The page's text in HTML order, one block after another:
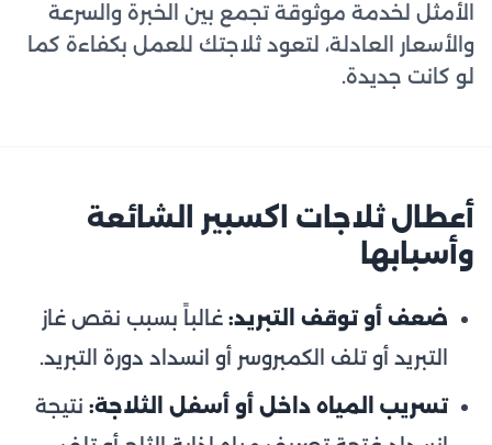
الأمثل لخدمة موثوقة تجمع بين الخبرة والسرعة
والأسعار العادلة، لتعود ثلاجتك للعمل بكفاءة كما
لو كانت جديدة.
أعطال ثلاجات اكسبير الشائعة
وأسبابها
ضعف أو توقف التبريد: غالباً بسبب نقص غاز
التبريد أو تلف الكمبروسر أو انسداد دورة التبريد.
تسريب المياه داخل أو أسفل الثلاجة: نتيجة